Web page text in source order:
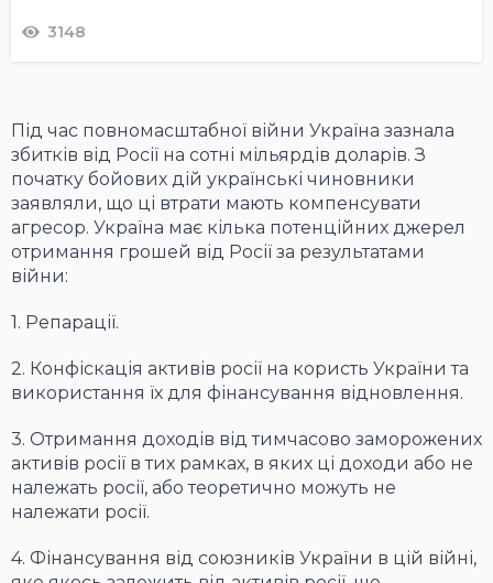
3148
Під час повномасштабної війни Україна зазнала
збитків від Росії на сотні мільярдів доларів. З
початку бойових дій українські чиновники
заявляли, що ці втрати мають компенсувати
агресор. Україна має кілька потенційних джерел
отримання грошей від Росії за результатами
війни:
1. Репарації.
2. Конфіскація активів росії на користь України та
використання їх для фінансування відновлення.
3. Отримання доходів від тимчасово заморожених
активів росії в тих рамках, в яких ці доходи або не
належать росії, або теоретично можуть не
належати росії.
4. Фінансування від союзників України в цій війні,